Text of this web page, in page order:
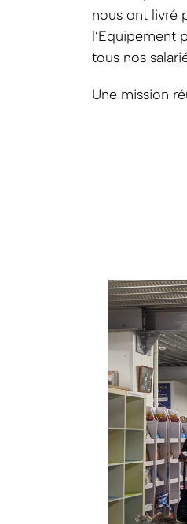
nous ont livré
l’Equipement
tous nos
Une mission